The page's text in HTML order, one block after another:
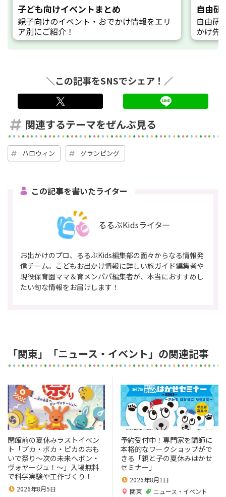
子ども向けイベントまとめ
親子向けのイベント・おでかけ情報をエリ
ア別にご紹介！
自由研
自由研
かけ先
＼この記事をSNSでシェア！／
関連するテーマをぜんぶ見る
ハロウィン グランピング
この記事を書いたライター
るるぶKidsライター
お出かけのプロ、るるぶKids編集部の面々からなる情報発
信チーム。こどもお出かけ情報に詳しい旅ガイド編集者や
現役保育園ママ＆育メンパパ編集者が、本当におすすめし
たい旬な情報をお届けします！
「関東」「ニュース・イベント」の関連記事
閉館前の夏休みラストイベン
ト「プカ・ポカ・ピカのおも
いで祭り～次の未来へボン・
ヴォヤージュ！～」入場無料
で科学実験や工作づくり！
2026年8月5日
予約受付中！専門家を講師に
本格的なワークショップがで
きる「親と子の夏休みはかせ
セミナー」
2026年8月1日
関東
ニュース・イベント